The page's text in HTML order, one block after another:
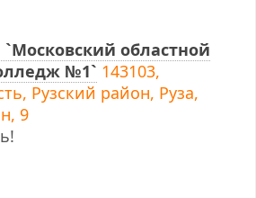
областной
№1` 143103,
Рузский район, Руза,
9